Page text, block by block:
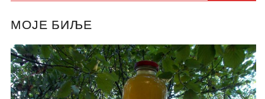
МОЈЕ БИЉЕ